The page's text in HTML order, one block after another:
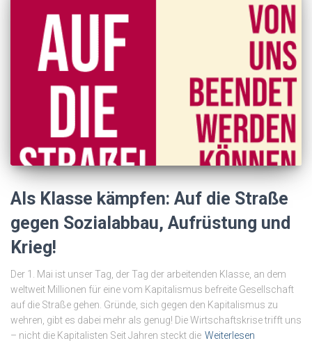
Als Klasse kämpfen: Auf die Straße
gegen Sozialabbau, Aufrüstung und
Krieg!
Der 1. Mai ist unser Tag, der Tag der arbeitenden Klasse, an dem
weltweit Millionen für eine vom Kapitalismus befreite Gesellschaft
auf die Straße gehen. Gründe, sich gegen den Kapitalismus zu
wehren, gibt es dabei mehr als genug! Die Wirtschaftskrise trifft uns
– nicht die Kapitalisten Seit Jahren steckt die Weiterlesen